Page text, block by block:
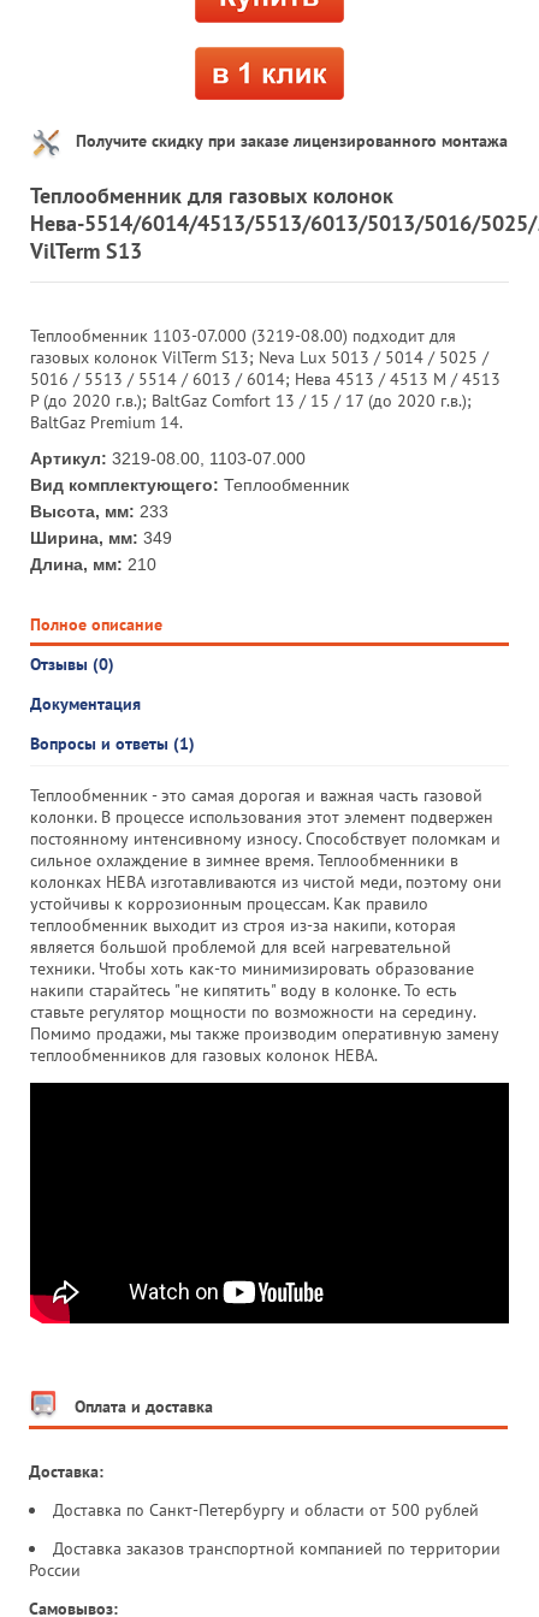
Получите скидку при заказе лицензированного монтажа
Теплообменник для газовых колонок
Нева-5514/6014/4513/5513/6013/5013/5016/
VilTerm S13
Теплообменник 1103-07.000 (3219-08.00) подходит для
газовых колонок VilTerm S13; Neva Lux 5013 / 5014 / 5025 /
5016 / 5513 / 5514 / 6013 / 6014; Нева 4513 / 4513 М / 4513
P (до 2020 г.в.); BaltGaz Comfort 13 / 15 / 17 (до 2020 г.в.);
BaltGaz Premium 14.
Артикул: 3219-08.00, 1103-07.000
Вид комплектующего: Теплообменник
Высота, мм: 233
Ширина, мм: 349
Длина, мм: 210
Полное описание
Отзывы (0)
Документация
Вопросы и ответы (1)
Теплообменник - это самая дорогая и важная часть газовой
колонки. В процессе использования этот элемент подвержен
постоянному интенсивному износу. Способствует поломкам и
сильное охлаждение в зимнее время. Теплообменники в
колонках НЕВА изготавливаются из чистой меди, поэтому они
устойчивы к коррозионным процессам. Как правило
теплообменник выходит из строя из-за накипи, которая
является большой проблемой для всей нагревательной
техники. Чтобы хоть как-то минимизировать образование
накипи старайтесь "не кипятить" воду в колонке. То есть
ставьте регулятор мощности по возможности на середину.
Помимо продажи, мы также производим оперативную замену
теплообменников для газовых колонок НЕВА.
Оплата и доставка
Доставка:
Доставка по Санкт-Петербургу и области от 500 рублей
Доставка заказов транспортной компанией по территории
России
Самовывоз: